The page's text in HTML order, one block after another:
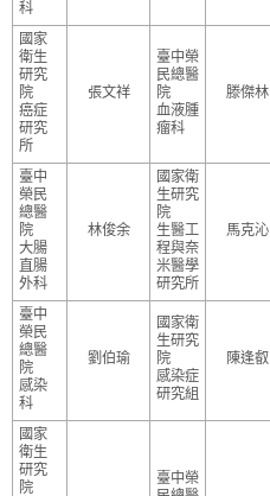
科
國家
衛生
研究
院
癌症
研究
所
張文祥
臺中榮
民總醫
院
血液腫
瘤科
滕傑林
臺中
榮民
總醫
院
大腸
直腸
外科
林俊余
國家衛
生研究
院
生醫工
程與奈
米醫學
研究所
馬克沁
臺中
榮民
總醫
院
感染
科
劉伯瑜
國家衛
生研究
院
感染症
研究組
陳逢叡
國家
衛生
研究
院
臺中榮